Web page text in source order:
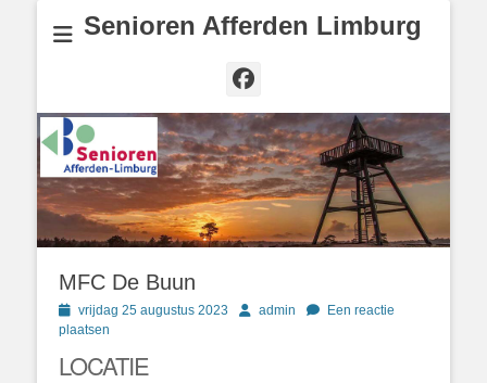
Senioren Afferden Limburg
Facebook
MFC De Buun
Geplaatst
op
vrijdag 25 augustus 2023 Authoradmin
Een reactie
plaatsen
LOCATIE